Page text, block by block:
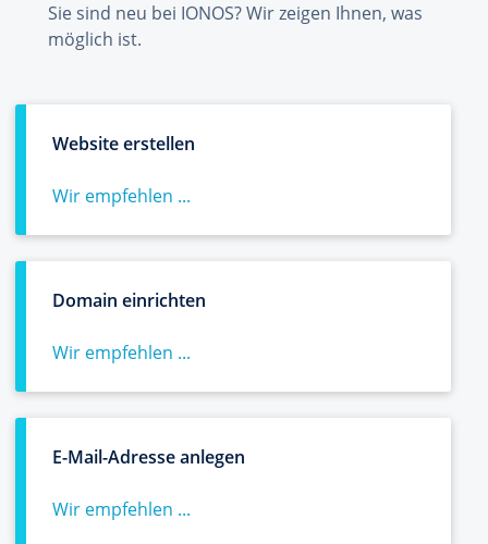
Sie sind neu bei IONOS? Wir zeigen Ihnen, was
möglich ist.
Website erstellen
Wir empfehlen ...
Domain einrichten
Wir empfehlen ...
E-Mail-Adresse anlegen
Wir empfehlen ...